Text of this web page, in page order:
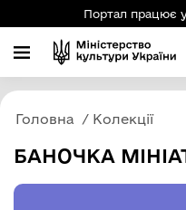
Портал працює
Головна Колекції
БАНОЧКА